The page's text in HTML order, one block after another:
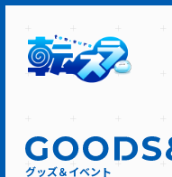
グッズ＆イベント